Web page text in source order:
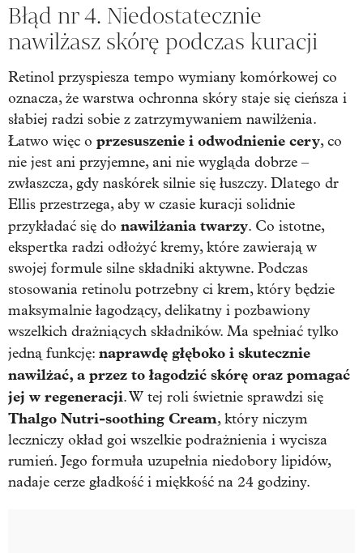
Błąd nr 4. Niedostatecznie
nawilżasz skórę podczas kuracji
Retinol przyspiesza tempo wymiany komórkowej co
oznacza, że warstwa ochronna skóry staje się cieńsza i
słabiej radzi sobie z zatrzymywaniem nawilżenia.
Łatwo więc o przesuszenie i odwodnienie cery, co
nie jest ani przyjemne, ani nie wygląda dobrze –
zwłaszcza, gdy naskórek silnie się łuszczy. Dlatego dr
Ellis przestrzega, aby w czasie kuracji solidnie
przykładać się do nawilżania twarzy. Co istotne,
ekspertka radzi odłożyć kremy, które zawierają w
swojej formule silne składniki aktywne. Podczas
stosowania retinolu potrzebny ci krem, który będzie
maksymalnie łagodzący, delikatny i pozbawiony
wszelkich drażniących składników. Ma spełniać tylko
jedną funkcję: naprawdę głęboko i skutecznie
nawilżać, a przez to łagodzić skórę oraz pomagać
jej w regeneracji. W tej roli świetnie sprawdzi się
Thalgo Nutri-soothing Cream, który niczym
leczniczy okład goi wszelkie podrażnienia i wycisza
rumień. Jego formuła uzupełnia niedobory lipidów,
nadaje cerze gładkość i miękkość na 24 godziny.